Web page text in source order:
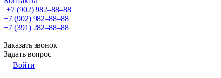
+7 (902) 982‒88‒88
+7 (902) 982‒88‒88
+7 (391) 282‒88‒88
Заказать звонок
Задать вопрос
Войти